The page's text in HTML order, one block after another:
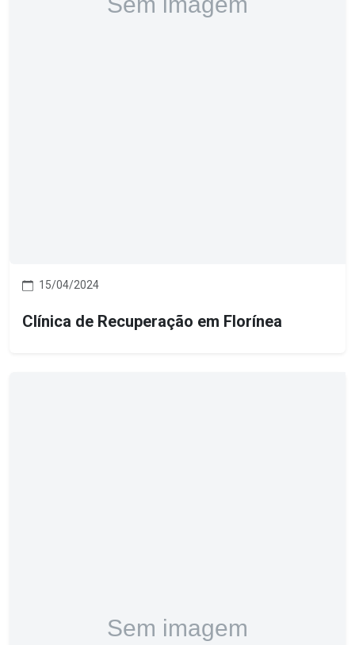
15/04/2024
Clínica de Recuperação em Florínea